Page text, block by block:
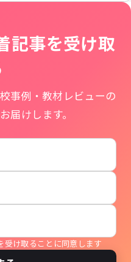
記事を受け取
事例・教材レビューの
届けします。
け取ることに同意します